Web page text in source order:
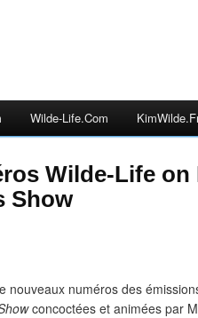
Wilde-Life.com
Wilde-Life on
Show
nouveaux numéros des
concoctées et animées par